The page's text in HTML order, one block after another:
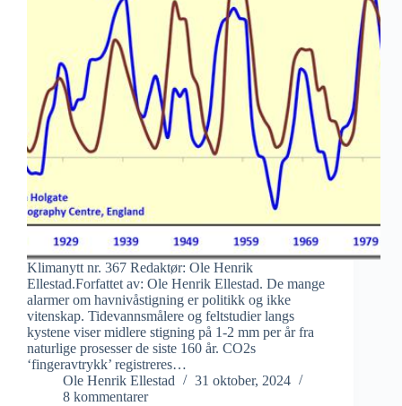
Klimanytt nr. 367 Redaktør: Ole Henrik
Ellestad.Forfattet av: Ole Henrik Ellestad. De mange
alarmer om havnivåstigning er politikk og ikke
vitenskap. Tidevannsmålere og feltstudier langs
kystene viser midlere stigning på 1-2 mm per år fra
naturlige prosesser de siste 160 år. CO2s
‘fingeravtrykk’ registreres…
Ole Henrik Ellestad
31 oktober, 2024
8 kommentarer